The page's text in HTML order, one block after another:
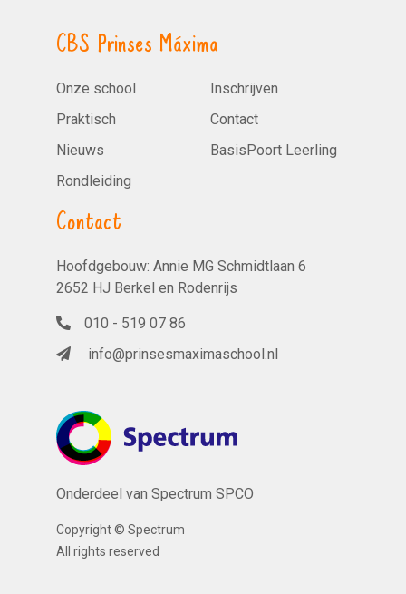
CBS Prinses Máxima
Onze school
Praktisch
Nieuws
Rondleiding
Inschrijven
Contact
BasisPoort Leerling
Contact
Hoofdgebouw: Annie MG Schmidtlaan 6
2652 HJ Berkel en Rodenrijs
010 - 519 07 86
info@prinsesmaximaschool.nl
Onderdeel van Spectrum SPCO
Copyright © Spectrum
All rights reserved